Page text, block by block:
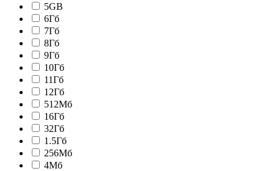
5GB
6Гб
7Гб
8Гб
9Гб
10Гб
11Гб
12Гб
512Мб
16Гб
32Гб
1.5Гб
256Мб
4Мб